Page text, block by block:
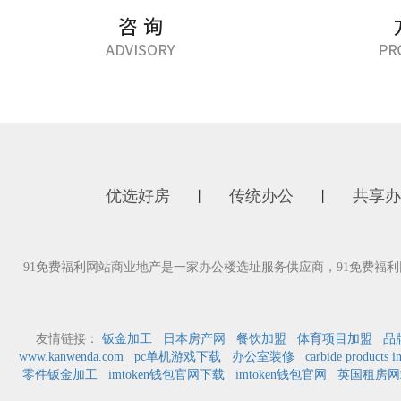
优选好房 传统办公 共享
91免费福利网站商业地产是一家办公楼选址服务供应商，91免费福
友情链接： 钣金加工 日本房产网 餐饮加盟 体育项目加盟
品
www.kanwenda.com
pc单机游戏下载 办公室装修
carbide products
零件钣金加工
imtoken钱包官网下载 imtoken钱包官网 英国租房